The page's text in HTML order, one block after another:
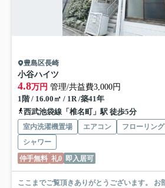
豊島区長崎
小谷ハイツ
4.8万円 管理/共益費3,000円
1階 / 16.00㎡ / 1R /築41年
西武池袋線「椎名町」駅 徒歩5分
室内洗濯機置場 エアコン フローリング
シャワー
仲手無料 礼0 即入居可
ここまでご覧頂きありがとうございます。 お部屋探しの際には、皆さま